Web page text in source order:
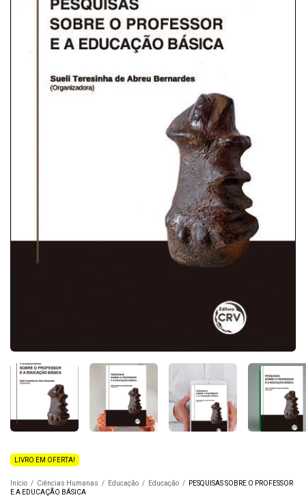
LIVRO EM OFERTA!
Início / Ciências Humanas / Educação / Educação /
PESQUISAS SOBRE O PROFESSOR
E A EDUCAÇÃO BÁSICA